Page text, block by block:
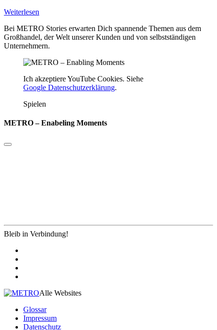
Weiterlesen
Bei METRO Stories erwarten Dich spannende Themen aus dem
Großhandel, der Welt unserer Kunden und von selbstständigen
Unternehmern.
Ich akzeptiere YouTube Cookies. Siehe
Google Datenschutzerklärung.
Spielen
METRO – Enabeling Moments
Bleib in Verbindung!
Alle Websites
Glossar
Impressum
Datenschutz